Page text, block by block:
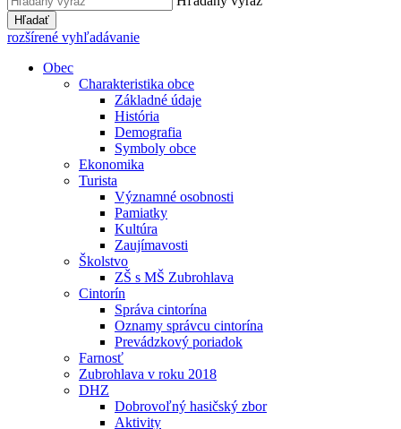
Hľadať
rozšírené vyhľadávanie
Obec
Charakteristika obce
Základné údaje
História
Demografia
Symboly obce
Ekonomika
Turista
Významné osobnosti
Pamiatky
Kultúra
Zaujímavosti
Školstvo
ZŠ s MŠ Zubrohlava
Cintorín
Správa cintorína
Oznamy správcu cintorína
Prevádzkový poriadok
Farnosť
Zubrohlava v roku 2018
DHZ
Dobrovoľný hasičský zbor
Aktivity